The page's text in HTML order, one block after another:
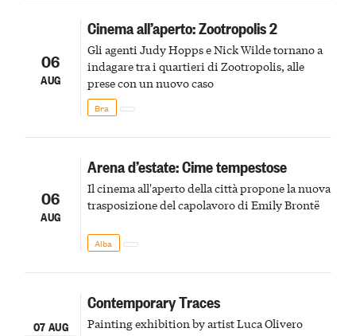
06
AUG
Cinema all’aperto: Zootropolis 2
Gli agenti Judy Hopps e Nick Wilde tornano a
indagare tra i quartieri di Zootropolis, alle
prese con un nuovo caso
Bra
06
AUG
Arena d’estate: Cime tempestose
Il cinema all'aperto della città propone la nuova
trasposizione del capolavoro di Emily Brontë
Alba
07 AUG
Contemporary Traces
Painting exhibition by artist Luca Olivero